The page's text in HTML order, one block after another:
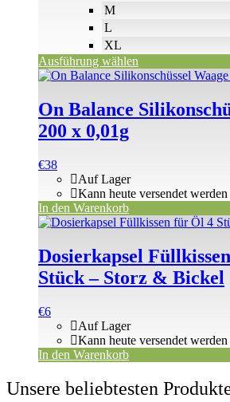
M
L
XL
Ausführung wählen
On Balance
200 x 0,01g
€38
Auf Lager
Kann heute versendet werden
In den Warenkorb
Dosierkapsel
Stück – Storz & Bickel
€6
Auf Lager
Kann heute versendet werden
In den Warenkorb
Unsere beliebtesten